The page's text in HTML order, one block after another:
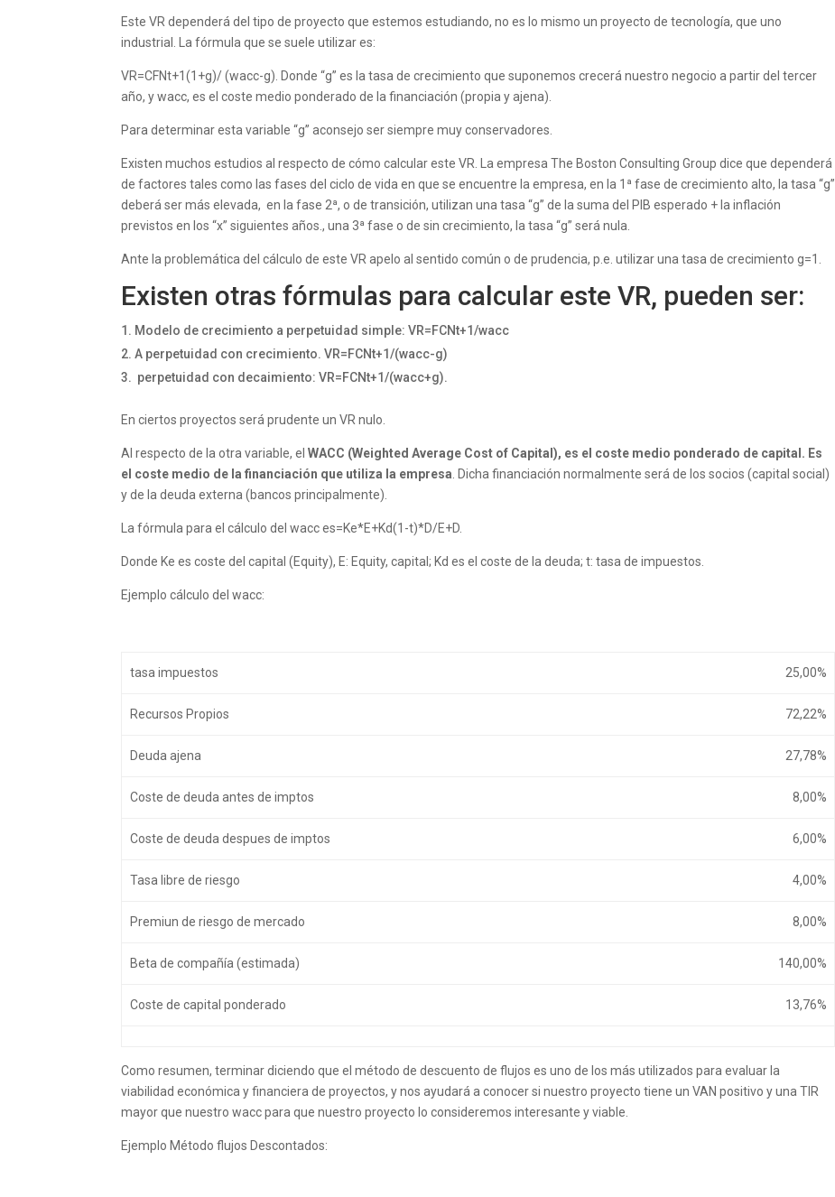
Este VR dependerá del tipo de proyecto que estemos estudiando, no es lo mismo un proyecto de tecnología, que uno
industrial. La fórmula que se suele utilizar es:
VR=CFNt+1(1+g)/ (wacc-g). Donde “g” es la tasa de crecimiento que suponemos crecerá nuestro negocio a partir del tercer
año, y wacc, es el coste medio ponderado de la financiación (propia y ajena).
Para determinar esta variable “g” aconsejo ser siempre muy conservadores.
Existen muchos estudios al respecto de cómo calcular este VR. La empresa The Boston Consulting Group dice que dependerá
de factores tales como las fases del ciclo de vida en que se encuentre la empresa, en la 1ª fase de crecimiento alto, la tasa “g”
deberá ser más elevada, en la fase 2ª, o de transición, utilizan una tasa “g” de la suma del PIB esperado + la inflación
previstos en los “x” siguientes años., una 3ª fase o de sin crecimiento, la tasa “g” será nula.
Ante la problemática del cálculo de este VR apelo al sentido común o de prudencia, p.e. utilizar una tasa de crecimiento g=1.
Existen otras fórmulas para calcular este VR, pueden ser:
Modelo de crecimiento a perpetuidad simple: VR=FCNt+1/wacc
A perpetuidad con crecimiento. VR=FCNt+1/(wacc-g)
perpetuidad con decaimiento: VR=FCNt+1/(wacc+g).
En ciertos proyectos será prudente un VR nulo.
Al respecto de la otra variable, elWACC (Weighted Average Cost of Capital), es el coste medio ponderado de capital. Es
el coste medio de la financiación que utiliza la empresa . Dicha financiación normalmente será de los socios (capital social)
y de la deuda externa (bancos principalmente).
La fórmula para el cálculo del wacc es=Ke*E+Kd(1-t)*D/E+D.
Donde Ke es coste del capital (Equity), E: Equity, capital; Kd es el coste de la deuda; t: tasa de impuestos.
Ejemplo cálculo del wacc:
tasa impuestos 25,00%
Recursos Propios 72,22%
Deuda ajena 27,78%
Coste de deuda antes de imptos 8,00%
Coste de deuda despues de imptos 6,00%
Tasa libre de riesgo 4,00%
Premiun de riesgo de mercado 8,00%
Beta de compañía (estimada) 140,00%
Coste de capital ponderado 13,76%
Como resumen, terminar diciendo que el método de descuento de flujos es uno de los más utilizados para evaluar la
viabilidad económica y financiera de proyectos, y nos ayudará a conocer si nuestro proyecto tiene un VAN positivo y una TIR
mayor que nuestro wacc para que nuestro proyecto lo consideremos interesante y viable.
Ejemplo Método flujos Descontados: